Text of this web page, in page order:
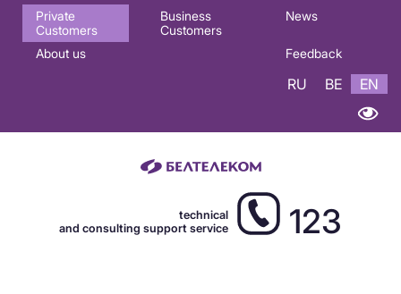
Основная
навигация
Private
Customers
Business
Customers
News
About us Feedback
RU BE EN
technical
and consulting support service
123